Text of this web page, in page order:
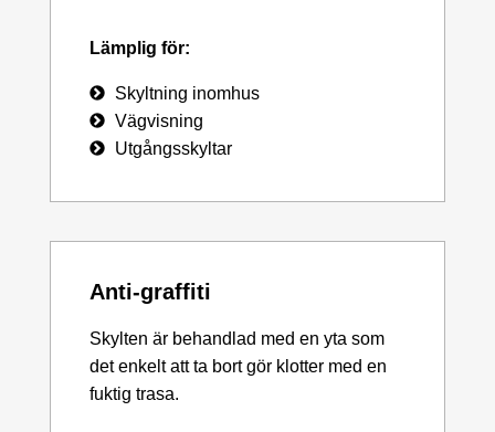
Lämplig för:
Skyltning inomhus
Vägvisning
Utgångsskyltar
Anti-graffiti
Skylten är behandlad med en yta som
det enkelt att ta bort gör klotter med en
fuktig trasa.